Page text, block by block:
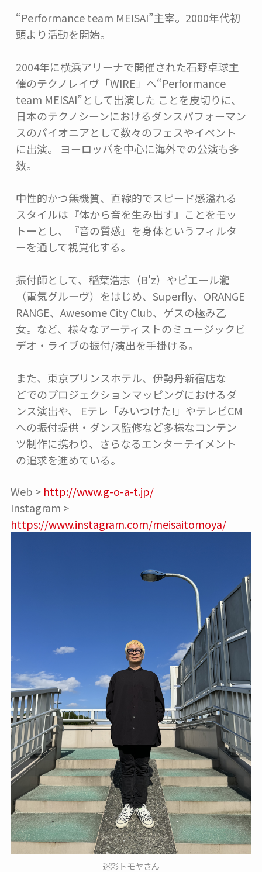
“Performance team MEISAI”主宰。2000年代初
頭より活動を開始。
2004年に横浜アリーナで開催された石野卓球主
催のテクノレイヴ「WIRE」へ“Performance
team MEISAI”として出演した ことを皮切りに、
日本のテクノシーンにおけるダンスパフォーマン
スのパイオニアとして数々のフェスやイベント
に出演。 ヨーロッパを中心に海外での公演も多
数。
中性的かつ無機質、直線的でスピード感溢れる
スタイルは『体から音を生み出す』ことをモッ
トーとし、『音の質感』を身体というフィルタ
ーを通して視覚化する。
振付師として、稲葉浩志（B'z）やピエール瀧
（電気グルーヴ）をはじめ、Superfly、ORANGE
RANGE、Awesome City Club、ゲスの極み乙
女。など、様々なアーティストのミュージックビ
デオ・ライブの振付/演出を手掛ける。
また、東京プリンスホテル、伊勢丹新宿店な
どでのプロジェクションマッピングにおけるダ
ンス演出や、 Eテレ「みいつけた!」やテレビCM
への振付提供・ダンス監修など多様なコンテン
ツ制作に携わり、さらなるエンターテイメント
の追求を進めている。
Web > http://www.g-o-a-t.jp/
Instagram >
https://www.instagram.com/meisaitomoya/
迷彩トモヤさん